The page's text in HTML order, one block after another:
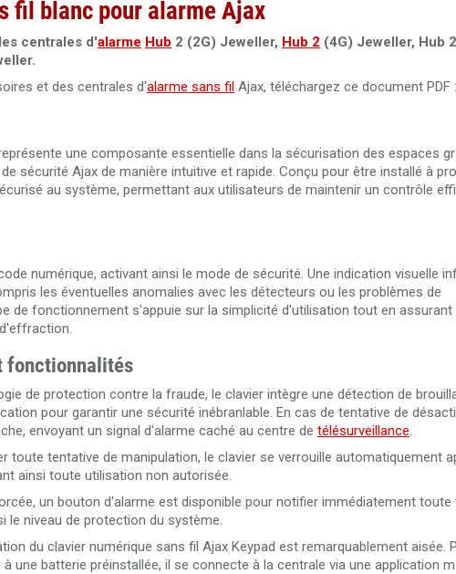
fil blanc pour alarme Ajax
centrales d'alarme Hub 2 (2G) Jeweller, Hub 2 (4G) Jeweller, Hub
et des centrales d'alarme sans fil Ajax, téléchargez ce document PDF :
une composante essentielle dans la sécurisation des espaces
sécurité Ajax de manière intuitive et rapide. Conçu pour être installé à
au système, permettant aux utilisateurs de maintenir un contrôle
numérique, activant ainsi le mode de sécurité. Une indication visuelle
les éventuelles anomalies avec les détecteurs ou les problèmes de
de fonctionnement s'appuie sur la simplicité d'utilisation tout en assurant
fonctionnalités
de protection contre la fraude, le clavier intègre une détection de
pour garantir une sécurité inébranlable. En cas de tentative de
envoyant un signal d'alarme caché au centre de télésurveillance.
toute tentative de manipulation, le clavier se verrouille automatiquement
ainsi toute utilisation non autorisée.
un bouton d'alarme est disponible pour notifier immédiatement toute
le niveau de protection du système.
du clavier numérique sans fil Ajax Keypad est remarquablement aisée.
une batterie préinstallée, il se connecte à la centrale via une application